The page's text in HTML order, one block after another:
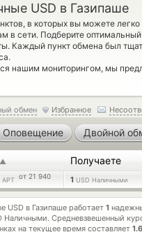
USD в Газипаше
в которых вы можете легко
сети. Подберите
Каждый пункт обмена был
нашим мониторингом, мы
обмен Избранное
Оповещение Двойной
▲ Получаете
APT от 21 940 1 USD Наличными
USD в Газипаше работает 1
Наличными. Средневзвешенный
на текущее время составляет